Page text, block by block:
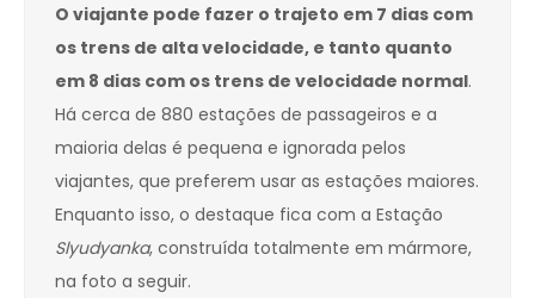
O viajante pode fazer o trajeto em 7 dias com
os trens de alta velocidade, e tanto quanto
em 8 dias com os trens de velocidade normal.
Há cerca de 880 estações de passageiros e a
maioria delas é pequena e ignorada pelos
viajantes, que preferem usar as estações maiores.
Enquanto isso, o destaque fica com a Estação
Slyudyanka, construída totalmente em mármore,
na foto a seguir.